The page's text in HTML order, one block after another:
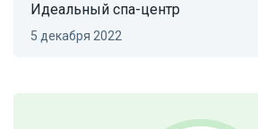
Идеальный спа-центр
5 декабря 2022